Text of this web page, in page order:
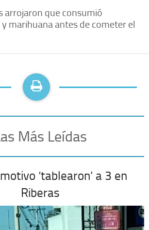
arrojaron que consumió
marihuana antes de cometer el
Más Leídas
‘tablearon’ a 3 en
Riberas